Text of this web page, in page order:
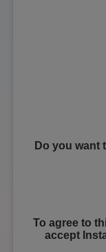
Do you want
To agree to
accept